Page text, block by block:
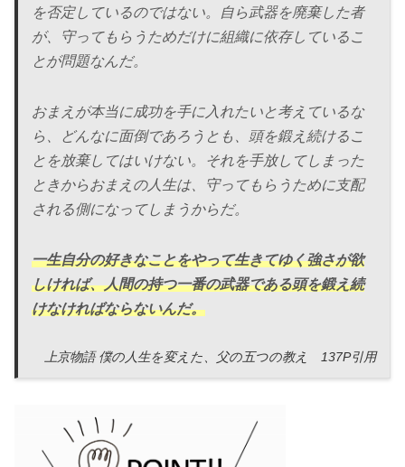
を否定しているのではない。自ら武器を廃棄した者
が、守ってもらうためだけに組織に依存しているこ
とが問題なんだ。
おまえが本当に成功を手に入れたいと考えているな
ら、どんなに面倒であろうとも、頭を鍛え続けるこ
とを放棄してはいけない。それを手放してしまった
ときからおまえの人生は、守ってもらうために支配
される側になってしまうからだ。
一生自分の好きなことをやって生きてゆく強さが欲
しければ、人間の持つ一番の武器である頭を鍛え続
けなければならないんだ。
上京物語 僕の人生を変えた、父の五つの教え 137P引用